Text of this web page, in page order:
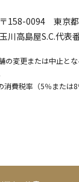
〒158-0094 東京
玉川高島屋S.C.代表
変更または中止とな
費税率（5％または